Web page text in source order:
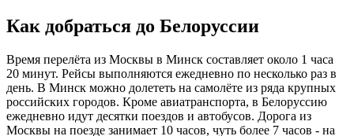
Как добраться до Белоруссии
Время перелёта из Москвы в Минск составляет около 1 часа
20 минут. Рейсы выполняются ежедневно по несколько раз в
день. В Минск можно долететь на самолёте из ряда крупных
российских городов. Кроме авиатранспорта, в Белоруссию
ежедневно идут десятки поездов и автобусов. Дорога из
Москвы на поезде занимает 10 часов, чуть более 7 часов - на